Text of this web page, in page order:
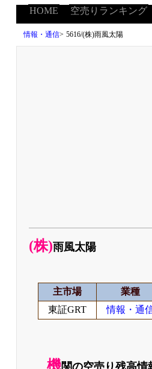
HOME 空売りランキング
情報・通信> 5616/(株)雨風太陽
(株)雨風太陽
主市場 業種
東証GRT
情報・通
機関の空売り残高情